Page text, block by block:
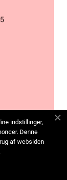
indstillinger,
Denne
af websiden